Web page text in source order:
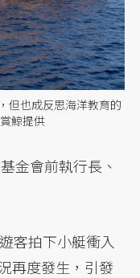
但也成反思海洋教育的
鯨提供
金會前執行長、
客拍下小艇衝入
再度發生，引發